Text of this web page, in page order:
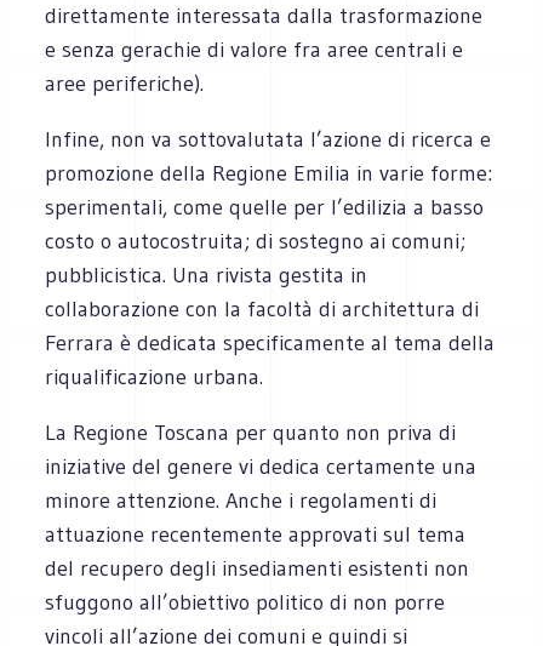
direttamente interessata dalla trasformazione
e senza gerachie di valore fra aree centrali e
aree periferiche).
Infine, non va sottovalutata l’azione di ricerca e
promozione della Regione Emilia in varie forme:
sperimentali, come quelle per l’edilizia a basso
costo o autocostruita; di sostegno ai comuni;
pubblicistica. Una rivista gestita in
collaborazione con la facoltà di architettura di
Ferrara è dedicata specificamente al tema della
riqualificazione urbana.
La Regione Toscana per quanto non priva di
iniziative del genere vi dedica certamente una
minore attenzione. Anche i regolamenti di
attuazione recentemente approvati sul tema
del recupero degli insediamenti esistenti non
sfuggono all’obiettivo politico di non porre
vincoli all’azione dei comuni e quindi si